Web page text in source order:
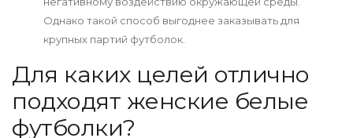
Однако такой способ выгоднее заказывать для
крупных партий футболок.
Для каких целей отлично
подходят женские белые
футболки?